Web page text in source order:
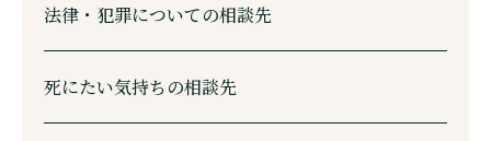
法律・犯罪についての相談先
死にたい気持ちの相談先